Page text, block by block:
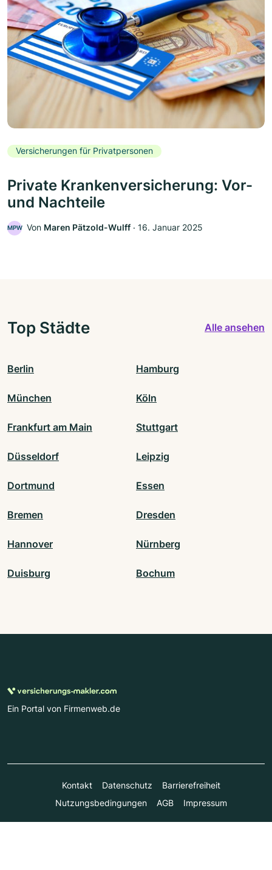
Versicherungen für Privatpersonen
Private Krankenversicherung: Vor-
und Nachteile
MPW Von Maren Pätzold-Wulff ‧ 16. Januar 2025
Top Städte Alle ansehen
Berlin Hamburg
München Köln
Frankfurt am Main Stuttgart
Düsseldorf Leipzig
Dortmund Essen
Bremen Dresden
Hannover Nürnberg
Duisburg Bochum
Ein Portal von Firmenweb.de
Kontakt Datenschutz
Barrierefreiheit
Nutzungsbedingungen
AGB Impressum